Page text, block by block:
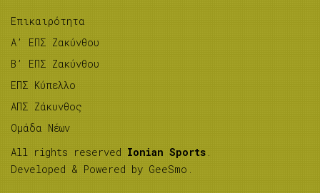
Επικαιρότητα
A’ ΕΠΣ Ζακύνθου
B’ ΕΠΣ Ζακύνθου
ΕΠΣ Κύπελλο
ΑΠΣ Ζάκυνθος
Ομάδα Νέων
All rights reserved Ionian Sports .
Developed & Powered by GeeSmo .